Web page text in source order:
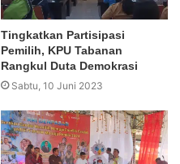
Tingkatkan Partisipasi
Pemilih, KPU Tabanan
Rangkul Duta Demokrasi
Sabtu, 10 Juni 2023